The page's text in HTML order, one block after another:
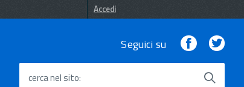
Accedi
Seguici su Facebook
cerca nel sito